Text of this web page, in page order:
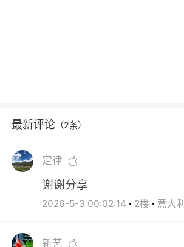
最新评论 （2条）
定律
谢谢分享
2026-5-3 00:02:14 2楼 意大利
新艺